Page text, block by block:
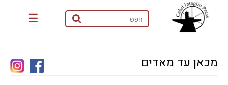
☰
מכאן עד מאדים